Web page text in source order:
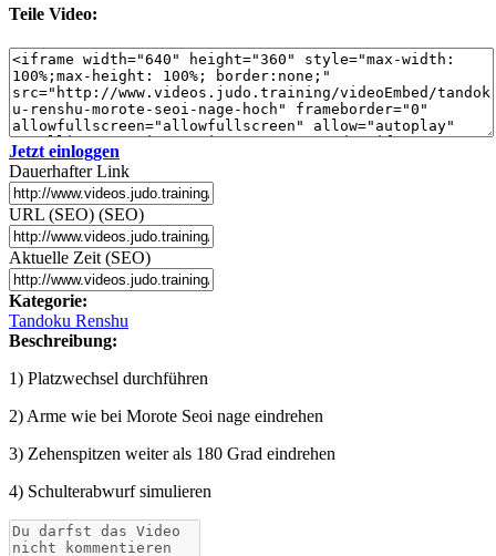
Teile Video:
Jetzt einloggen
Dauerhafter Link
URL (SEO) (SEO)
Aktuelle Zeit (SEO)
Kategorie:
Tandoku Renshu
Beschreibung:
1) Platzwechsel durchführen
2) Arme wie bei Morote Seoi nage eindrehen
3) Zehenspitzen weiter als 180 Grad eindrehen
4) Schulterabwurf simulieren